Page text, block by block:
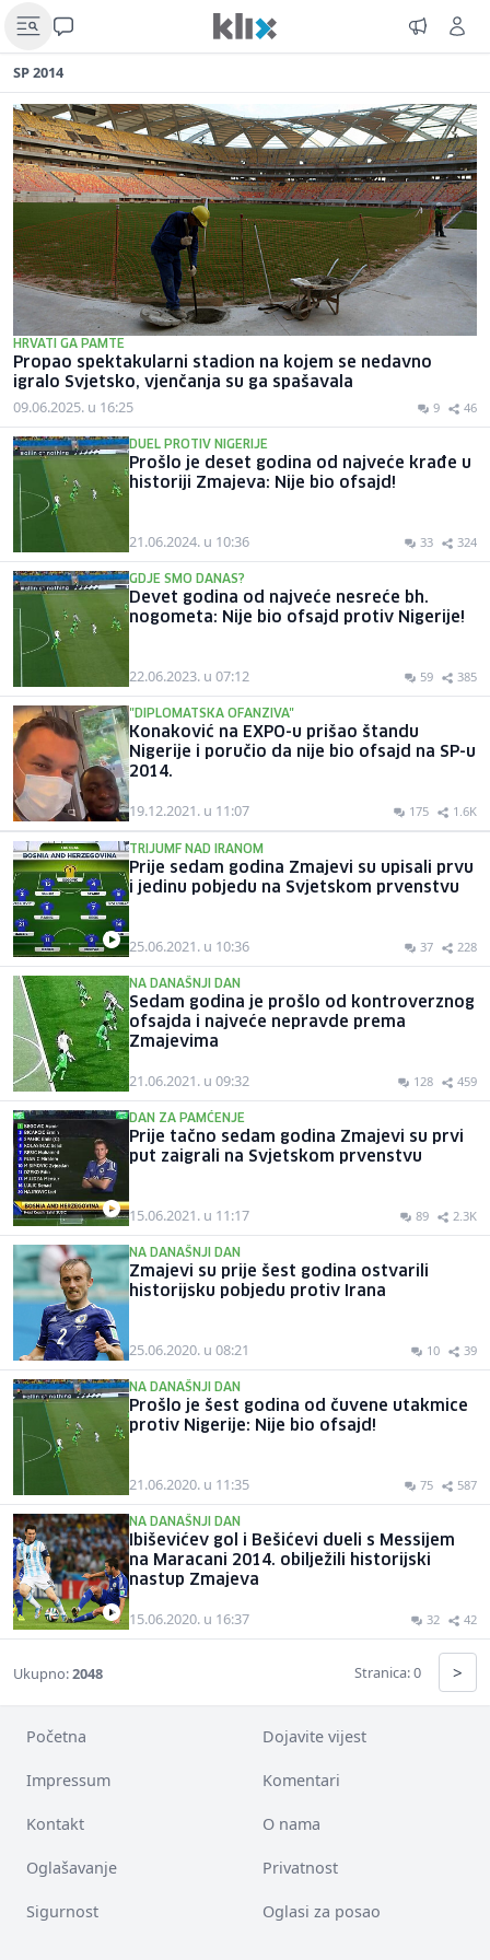
SP 2014
HRVATI GA PAMTE
Propao spektakularni stadion na kojem se nedavno
igralo Svjetsko, vjenčanja su ga spašavala
09.06.2025. u 16:25 9 46
DUEL PROTIV NIGERIJE
Prošlo je deset godina od najveće krađe u
historiji Zmajeva: Nije bio ofsajd!
21.06.2024. u 10:36 33 324
GDJE SMO DANAS?
Devet godina od najveće nesreće bh.
nogometa: Nije bio ofsajd protiv Nigerije!
22.06.2023. u 07:12 59 385
"DIPLOMATSKA OFANZIVA"
Konaković na EXPO-u prišao štandu
Nigerije i poručio da nije bio ofsajd na SP-u
2014.
19.12.2021. u 11:07 175 1.6K
TRIJUMF NAD IRANOM
Prije sedam godina Zmajevi su upisali prvu
i jedinu pobjedu na Svjetskom prvenstvu
25.06.2021. u 10:36 37 228
NA DANAŠNJI DAN
Sedam godina je prošlo od kontroverznog
ofsajda i najveće nepravde prema
Zmajevima
21.06.2021. u 09:32 128 459
DAN ZA PAMĆENJE
Prije tačno sedam godina Zmajevi su prvi
put zaigrali na Svjetskom prvenstvu
15.06.2021. u 11:17 89 2.3K
NA DANAŠNJI DAN
Zmajevi su prije šest godina ostvarili
historijsku pobjedu protiv Irana
25.06.2020. u 08:21 10 39
NA DANAŠNJI DAN
Prošlo je šest godina od čuvene utakmice
protiv Nigerije: Nije bio ofsajd!
21.06.2020. u 11:35 75 587
NA DANAŠNJI DAN
Ibiševićev gol i Bešićevi dueli s Messijem
na Maracani 2014. obilježili historijski
nastup Zmajeva
15.06.2020. u 16:37 32 42
Ukupno:2048 Stranica: 0 >
Početna Dojavite vijest
Impressum Komentari
Kontakt O nama
Oglašavanje Privatnost
Sigurnost Oglasi za posao